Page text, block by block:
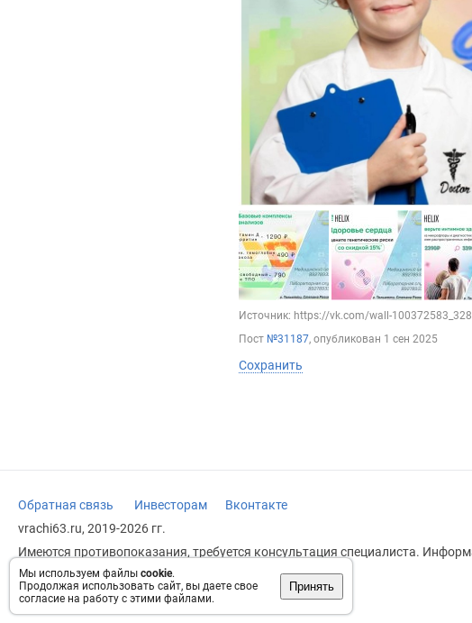
Мы используем файлы cookie.
Продолжая использовать сайт, вы даете свое
согласие на работу с этими файлами.
Принять
Источник: https://vk.com/wall-
Пост №31187, опубликован 1 сен 2025
Сохранить
Обратная связь Инвесторам
Вконтакте
vrachi63.ru, 2019-2026 гг.
Имеются противопоказания, требуется консультация специалиста.
заменяет прием врача.
Возрастное ограничение: 18+